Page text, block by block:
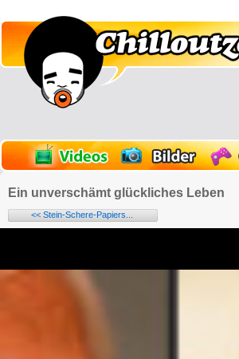
Ein unverschämt glückliches Leben
<< Stein-Schere-Papiers...